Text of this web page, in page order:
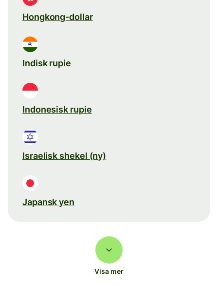
Hongkong-dollar
Indisk rupie
Indonesisk rupie
Israelisk shekel (ny)
Japansk yen
Visa mer